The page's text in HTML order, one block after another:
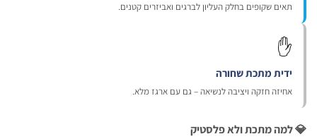
שקופים בחלק העליון לברגים ואביזרים קטנים.
מתכת שחורה
חזקה ויציבה לנשיאה – גם עם ארגז מלא.
מתכת ולא פלסטיק